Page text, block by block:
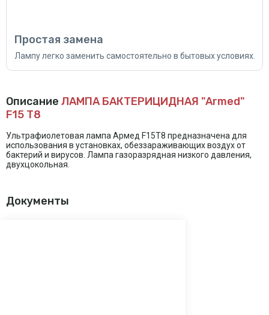
Простая замена
Лампу легко заменить самостоятельно в бытовых условиях.
Описание ЛАМПА БАКТЕРИЦИДНАЯ "Armed"
F15 T8
Ультрафиолетовая лампа Армед F15T8 предназначена для
использования в установках, обеззараживающих воздух от
бактерий и вирусов. Лампа газоразрядная низкого давления,
двухцокольная.
Документы